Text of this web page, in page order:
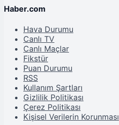
Haber.com
Hava Durumu
Canlı TV
Canlı Maçlar
Fikstür
Puan Durumu
RSS
Kullanım Şartları
Gizlilik Politikası
Çerez Politikası
Kişisel Verilerin Korunması